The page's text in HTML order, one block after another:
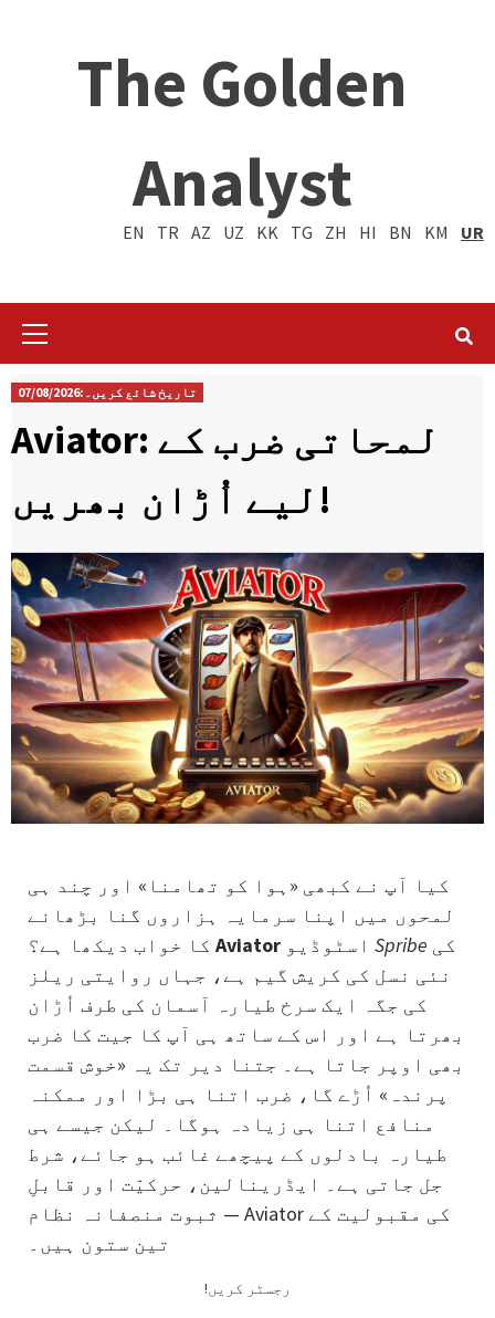
The Golden
Analyst
EN TR AZ UZ KK TG ZH HI BN KM UR
تاریخ شائع کریں۔:07/08/2026
Aviator: لمحاتی ضرب کے
لیے اُڑان بھریں!
کیا آپ نے کبھی «ہوا کو تھامنا» اور چند ہی
لمحوں میں اپنا سرمایہ ہزاروں گنا بڑھانے
Aviator Spribe
نئی نسل کی کریش گیم ہے، جہاں روایتی ریلز
کی جگہ ایک سرخ طیارہ آسمان کی طرف اُڑان
بھرتا ہے اور اس کے ساتھ ہی آپ کا جیت کا ضرب
بھی اوپر جاتا ہے۔ جتنا دیر تک یہ «خوش قسمت
پرندہ» اُڑے گا، ضرب اتنا ہی بڑا اور ممکنہ
منافع اتنا ہی زیادہ ہوگا۔ لیکن جیسے ہی
طیارہ بادلوں کے پیچھے غائب ہو جائے، شرط
جل جاتی ہے۔ ایڈرینالین، حرکیّت اور قابلِ
ثبوت منصفانہ نظام — Aviator کی مقبولیت کے
تین ستون ہیں۔
!رجسٹر کریں